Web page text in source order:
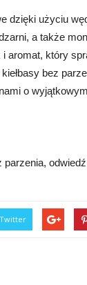
dzięki użyciu
a także
aromat, który
bez
o
Twitter